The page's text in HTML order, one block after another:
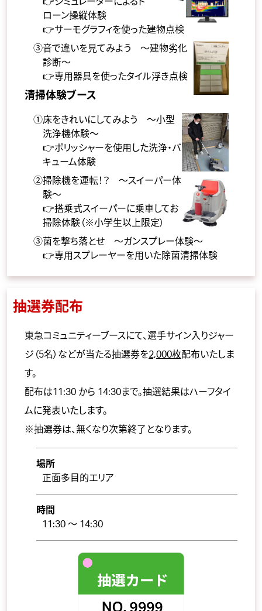
ローン操縦体験
👉サーモグラフィを使った建物点検
③音で違いを見てみよう ～建物劣化
診断～
👉専用器具を使ったタイル浮き点検
清掃体験ブース
①床をきれいにしてみよう ～小型
洗浄機体験～
👉ポリッシャーを使用した洗浄・バ
キューム体験
②掃除機を運転！？ ～スイーパー体
験～
👉搭乗式スイーパーに乗車してお
掃除体験（※小学生以上限定）
③菌を撃ち落とせ ～ガンスプレー体験～
👉専用スプレーヤーを用いた除菌清掃体験
抽選券配布
東急コミュニティーブースにて、選手サイン入りジャー
ジ（5名）などが当たる抽選券を2,000枚配布いたしま
す。
配布は11:30 から 14:30まで。抽選結果はハーフタイ
ムに発表いたします。
※抽選券は、無くなり次第終了となります。
場所
正面多目的エリア
時間
11:30 ～ 14:30